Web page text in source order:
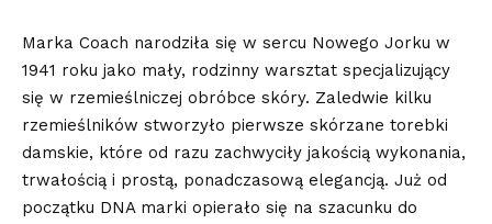
Marka Coach narodziła się w sercu Nowego Jorku w
1941 roku jako mały, rodzinny warsztat specjalizujący
się w rzemieślniczej obróbce skóry. Zaledwie kilku
rzemieślników stworzyło pierwsze skórzane torebki
damskie, które od razu zachwyciły jakością wykonania,
trwałością i prostą, ponadczasową elegancją. Już od
początku DNA marki opierało się na szacunku do